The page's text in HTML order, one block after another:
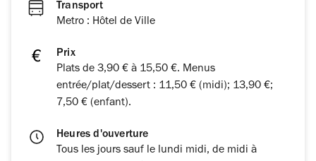
Transport
Metro : Hôtel de Ville
Prix
Plats de 3,90 € à 15,50 €. Menus
entrée/plat/dessert : 11,50 € (midi); 13,90 €;
7,50 € (enfant).
Heures d'ouverture
Tous les jours sauf le lundi midi, de midi à